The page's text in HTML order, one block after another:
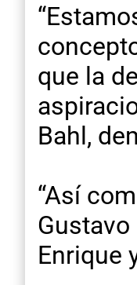
que la
Bahl,
“Así
Enrique